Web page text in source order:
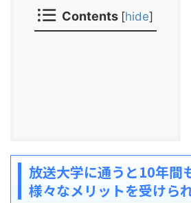
Contents [hide]
放送大学に通うと10年間
様々なメリットを受けら